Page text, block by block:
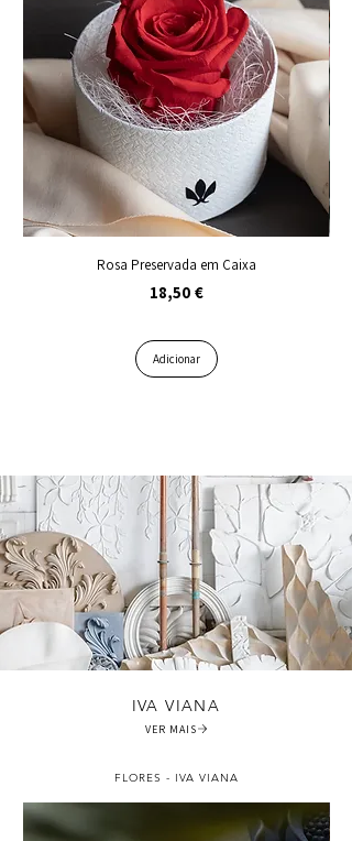
Rosa Preservada em Caixa
Preço
18,50 €
Adicionar
IVA VIANA
VER MAIS
FLORES - IVA VIANA